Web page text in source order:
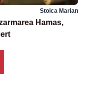
Stoica Marian
Hamas,